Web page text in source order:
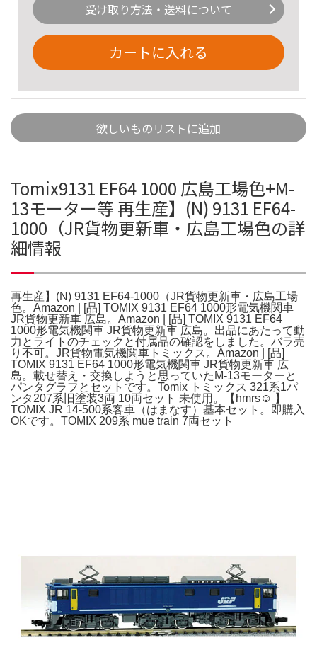
受け取り方法・送料について
カートに入れる
欲しいものリストに追加
Tomix9131 EF64 1000 広島工場色+M-
13モーター等 再生産】(N) 9131 EF64-
1000（JR貨物更新車・広島工場色の詳
細情報
再生産】(N) 9131 EF64-1000（JR貨物更新車・広島工場
色。Amazon | [品] TOMIX 9131 EF64 1000形電気機関車
JR貨物更新車 広島。Amazon | [品] TOMIX 9131 EF64
1000形電気機関車 JR貨物更新車 広島。出品にあたって動
力とライトのチェックと付属品の確認をしました。バラ売
り不可。JR貨物電気機関車トミックス。Amazon | [品]
TOMIX 9131 EF64 1000形電気機関車 JR貨物更新車 広
島。載せ替え・交換しようと思っていたM-13モーターと
パンタグラフとセットです。Tomix トミックス 321系1パ
ンタ207系旧塗装3両 10両セット 未使用。【hmrs☺︎ 】
TOMIX JR 14-500系客車（はまなす）基本セット。即購入
OKです。TOMIX 209系 mue train 7両セット